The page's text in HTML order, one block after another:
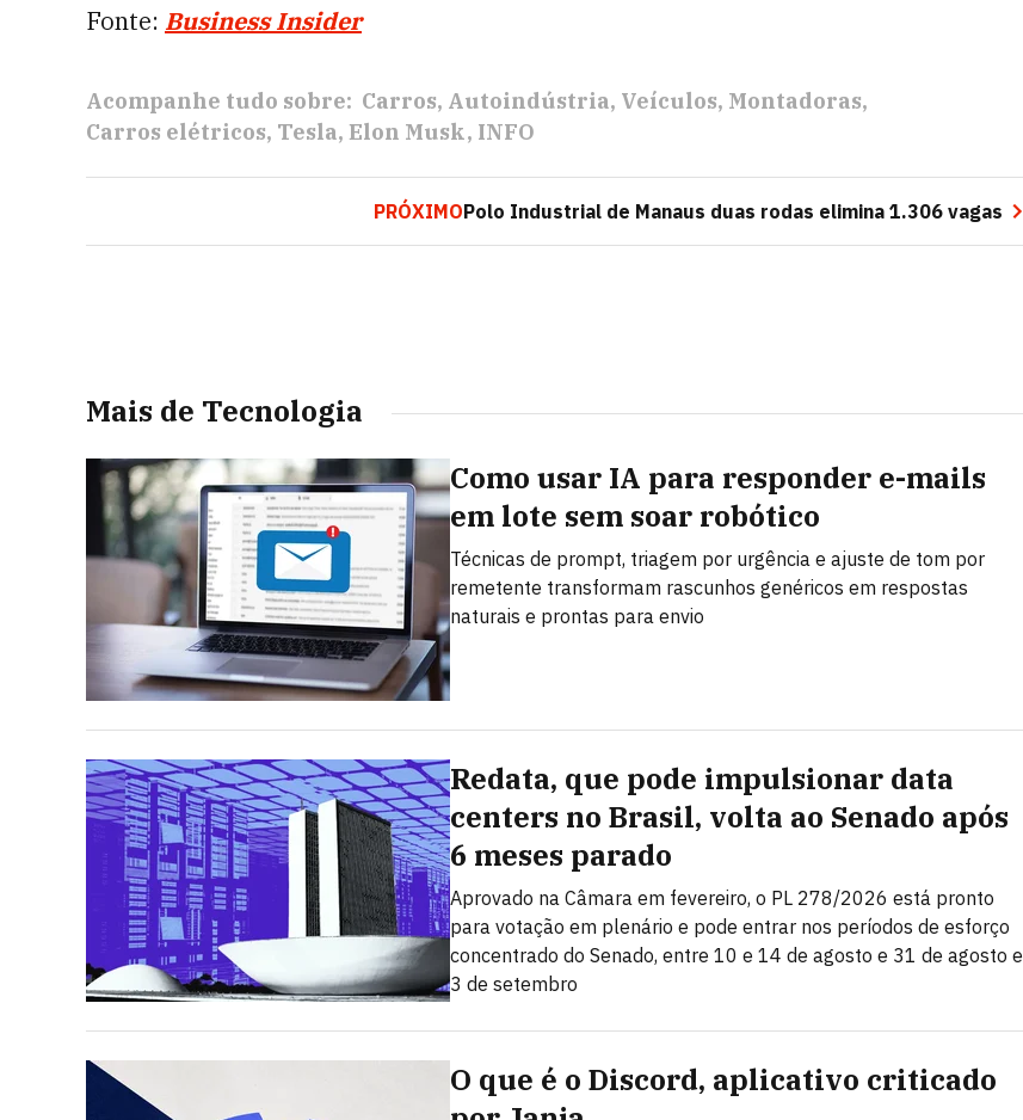
Fonte: Business Insider
Acompanhe tudo sobre: Carros Autoindústria Veículos Montadoras
Carros elétricos Tesla Elon Musk INFO
PRÓXIMOPolo Industrial de Manaus duas rodas elimina 1.306 vagas
Mais de Tecnologia
Como usar IA para responder e-mails
em lote sem soar robótico
Técnicas de prompt, triagem por urgência e ajuste de tom por
remetente transformam rascunhos genéricos em respostas
naturais e prontas para envio
Redata, que pode impulsionar data
centers no Brasil, volta ao Senado após
6 meses parado
Aprovado na Câmara em fevereiro, o PL 278/2026 está pronto
para votação em plenário e pode entrar nos períodos de esforço
concentrado do Senado, entre 10 e 14 de agosto e 31 de agosto e
3 de setembro
O que é o Discord, aplicativo criticado